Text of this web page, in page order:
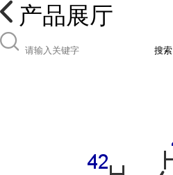
产品展厅
搜索